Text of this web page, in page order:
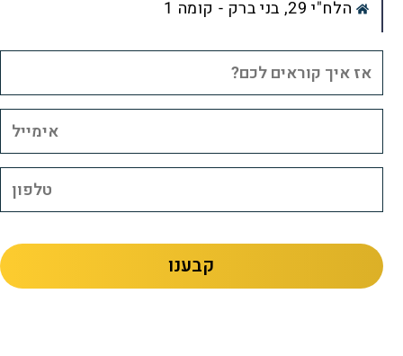
הלח"י 29, בני ברק - קומה 1